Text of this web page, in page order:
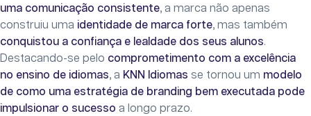
uma comunicação consistente, a marca não apenas
construiu uma identidade de marca forte, mas também
conquistou a confiança e lealdade dos seus alunos.
Destacando-se pelo comprometimento com a excelência
no ensino de idiomas, a KNN Idiomas se tornou um modelo
de como uma estratégia de branding bem executada pode
impulsionar o sucesso a longo prazo.